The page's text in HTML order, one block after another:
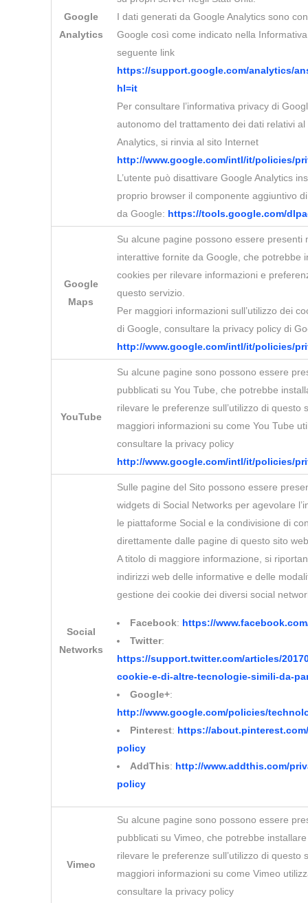
Google
Analytics
I dati generati da Google Analytics sono
Google così come indicato nella
seguente link
https://support.google.com/analytics/
hl=it
Per consultare l’informativa privacy di
autonomo del trattamento dei dati relativi
Analytics, si rinvia al sito Internet
http://www.google.com/intl/it/policies/
L’utente può disattivare Google Analytics
proprio browser il componente aggiuntivo
da Google: https://tools.google.com/
Google
Maps
Su alcune pagine possono essere presenti
interattive fornite da Google, che potrebbe
cookies per rilevare informazioni e
questo servizio.
Per maggiori informazioni sull’utilizzo dei
di Google, consultare la privacy policy di
http://www.google.com/intl/it/policies/
YouTube
Su alcune pagine sono possono essere
pubblicati su You Tube, che potrebbe
rilevare le preferenze sull’utilizzo di questo
maggiori informazioni su come You Tube
consultare la privacy policy
http://www.google.com/intl/it/policies/
Social
Networks
Sulle pagine del Sito possono essere
widgets di Social Networks per agevolare
le piattaforme Social e la condivisione di
direttamente dalle pagine di questo sito
A titolo di maggiore informazione, si
indirizzi web delle informative e delle
gestione dei cookie dei diversi social
Facebook: https://
Twitter:
https://support.twitter.com/articles/
cookie-e-di-altre-tecnologie-simili-da-
Google+:
http://www.google.com/policies/
Pinterest: https://
policy
AddThis: http://www.addthis.com/
policy
Vimeo
Su alcune pagine sono possono essere
pubblicati su Vimeo, che potrebbe
rilevare le preferenze sull’utilizzo di questo
maggiori informazioni su come Vimeo
consultare la privacy policy